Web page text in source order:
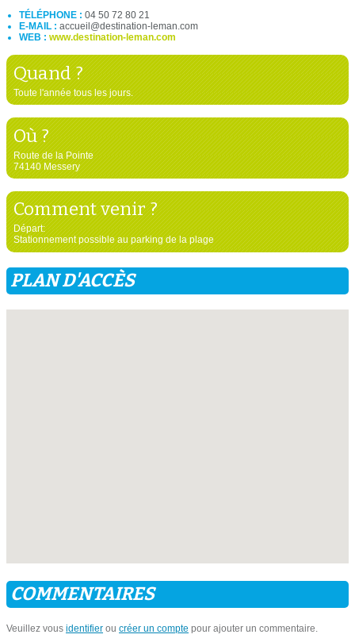
TÉLÉPHONE : 04 50 72 80 21
E-MAIL : accueil@destination-leman.com
WEB : www.destination-leman.com
Quand ?
Toute l'année tous les jours.
Où ?
Route de la Pointe
74140 Messery
Comment venir ?
Départ:
Stationnement possible au parking de la plage
PLAN D'ACCÈS
COMMENTAIRES
Veuillez vous identifier ou créer un compte pour ajouter un commentaire.